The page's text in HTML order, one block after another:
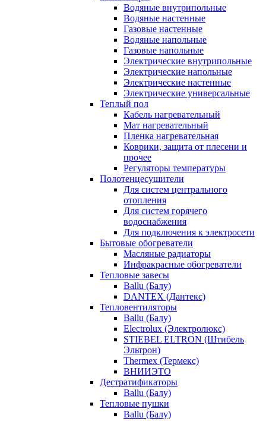
Водяные внутрипольные
Водяные настенные
Газовые настенные
Водяные напольные
Газовые напольные
Электрические внутрипольные
Электрические напольные
Электрические настенные
Электрические универсальные
Теплый пол
Кабель нагревательный
Мат нагревательный
Пленка нагревательная
Коврики, защита от плесени и
прочее
Регуляторы температуры
Полотенцесушители
Для систем центрального
отопления
Для систем горячего
водоснабжения
Для подключения к электросети
Бытовые обогреватели
Масляные радиаторы
Инфракрасные обогреватели
Тепловые завесы
Ballu (Балу)
DANTEX (Дантекс)
Тепловентиляторы
Ballu (Балу)
Electrolux (Электролюкс)
STIEBEL ELTRON (Штибель
Эльтрон)
Thermex (Термекс)
ВНИИЭТО
Дестратификаторы
Ballu (Балу)
Тепловые пушки
Ballu (Балу)